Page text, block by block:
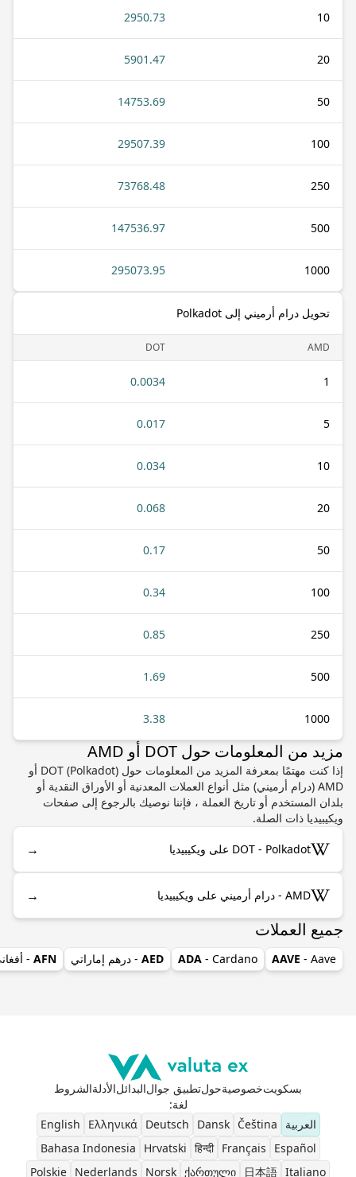
10
2950.73
20
5901.47
50
14753.69
100
29507.39
250
73768.48
500
147536.97
1000
295073.95
تحويل درام أرميني إلى Polkadot
AMD
DOT
1
0.0034
5
0.017
10
0.034
20
0.068
50
0.17
100
0.34
250
0.85
500
1.69
1000
3.38
مزيد من المعلومات حول DOT أو AMD
إذا كنت مهتمًا بمعرفة المزيد من المعلومات حول DOT (Polkadot) أو
AMD (درام أرميني) مثل أنواع العملات المعدنية أو الأوراق النقدية أو
بلدان المستخدم أو تاريخ العملة ، فإننا نوصيك بالرجوع إلى صفحات
ويكيبيديا ذات الصلة.
DOT - Polkadot على ويكيبيديا →
AMD - درام أرميني على ويكيبيديا →
جميع العملات
AAVE - Aave
ADA - Cardano
AED - درهم إماراتي AFN
-
بسكويتخصوصيةحولتطبيق جوالالبدائلالأدلةالشروط
لغة:
العربية
Čeština
Dansk
Deutsch
Ελληνικά
English
Español
Français
हिन्दी
Hrvatski
Bahasa Indonesia
Italiano
日本語
ქართული
Norsk
Nederlands
Polskie